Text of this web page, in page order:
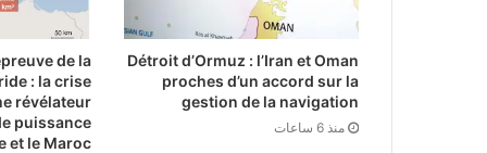
Détroit d’Ormuz : l’Iran et Oman
proches d’un accord sur la
gestion de la navigation
منذ 6 ساعات
de la
: la crise
révélateur
puissance
et le Maroc